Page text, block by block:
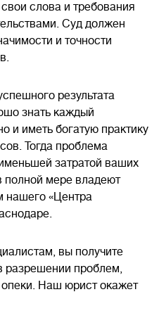
слова и требования
Суд должен
и точности
результата
знать каждый
и иметь богатую практику
Тогда проблема
затратой ваших
полной мере владеют
нашего «Центра
вы получите
разрешении проблем,
Наш юрист окажет